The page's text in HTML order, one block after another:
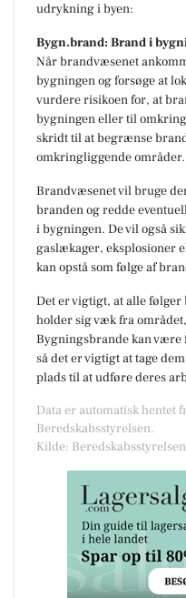
udrykning i byen:
Bygn.brand: Brand i
Når brandvæsenet
bygningen og forsøge at
vurdere risikoen for, at
bygningen eller til
skridt til at begrænse
omkringliggende områder.
Brandvæsenet vil bruge
branden og redde
i bygningen. De vil også
gaslækager, eksplosioner
kan opstå som følge af
Det er vigtigt, at alle
holder sig væk fra
Bygningsbrande kan være
så det er vigtigt at tage
plads til at udføre deres
Data er automatisk hentet
Beredskabsstyrelsen.
Kilde: Beredskabsstyrelsen